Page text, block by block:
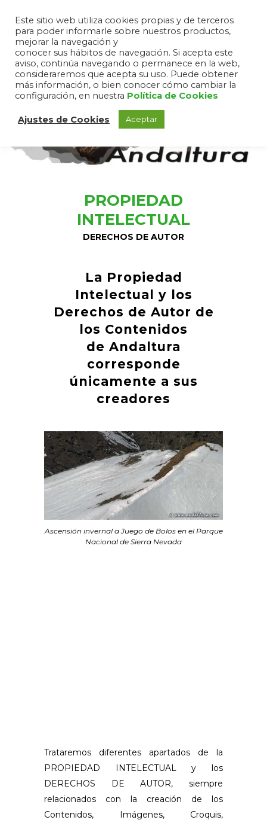
PROPIEDAD
INTELECTUAL
DERECHOS DE AUTOR
La Propiedad
Intelectual y los
Derechos de Autor de
los Contenidos
de Andaltura
corresponde
únicamente a sus
creadores
Ascensión invernal a Juego de Bolos en el Parque
Nacional de Sierra Nevada
Trataremos diferentes apartados de la
PROPIEDAD INTELECTUAL y los
DERECHOS DE AUTOR, siempre
relacionados con la creación de los
Contenidos, Imágenes, Croquis,
Este sitio web utiliza cookies propias y de terceros
para poder informarle sobre nuestros productos,
mejorar la navegación y
conocer sus hábitos de navegación. Si acepta este
aviso, continúa navegando o permanece en la web,
consideraremos que acepta su uso. Puede obtener
más información, o bien conocer cómo cambiar la
configuración, en nuestra Política de Cookies
Ajustes de Cookies Aceptar